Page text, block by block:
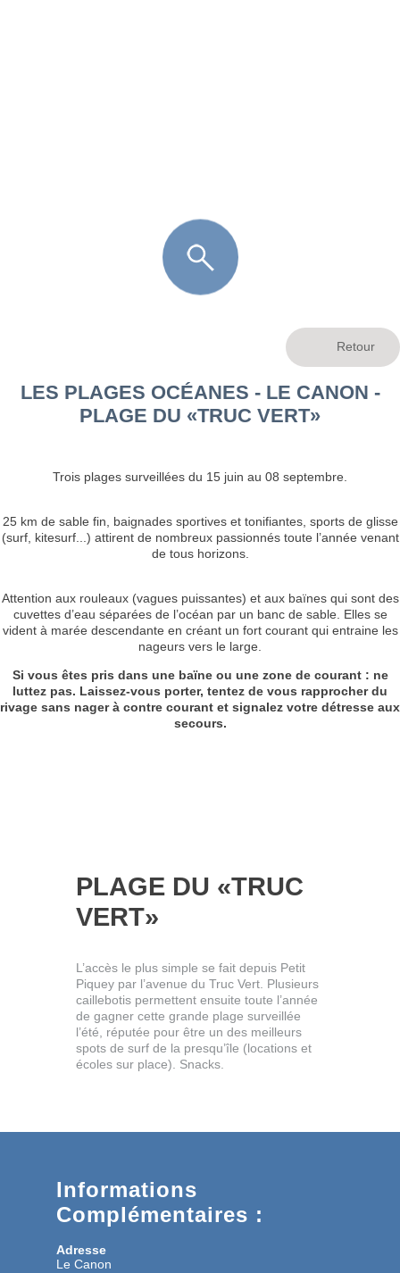
LES PLAGES OCÉANES - LE CANON -
PLAGE DU «TRUC VERT»
Trois plages surveillées du 15 juin au 08 septembre.
25 km de sable fin, baignades sportives et tonifiantes, sports de glisse
(surf, kitesurf...) attirent de nombreux passionnés toute l’année venant
de tous horizons.
Attention aux rouleaux (vagues puissantes) et aux baïnes qui sont des
cuvettes d’eau séparées de l’océan par un banc de sable. Elles se
vident à marée descendante en créant un fort courant qui entraine les
nageurs vers le large.
Si vous êtes pris dans une baïne ou une zone de courant : ne
luttez pas. Laissez-vous porter, tentez de vous rapprocher du
rivage sans nager à contre courant et signalez votre détresse aux
secours.
PLAGE DU «TRUC
VERT»
L’accès le plus simple se fait depuis Petit
Piquey par l’avenue du Truc Vert. Plusieurs
caillebotis permettent ensuite toute l’année
de gagner cette grande plage surveillée
l’été, réputée pour être un des meilleurs
spots de surf de la presqu’île (locations et
écoles sur place). Snacks.
Informations
Complémentaires :
Adresse
Le Canon